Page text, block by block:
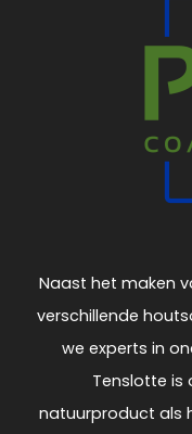
Naast het maken
verschillende
we experts in
Tenslotte is
natuurproduct als